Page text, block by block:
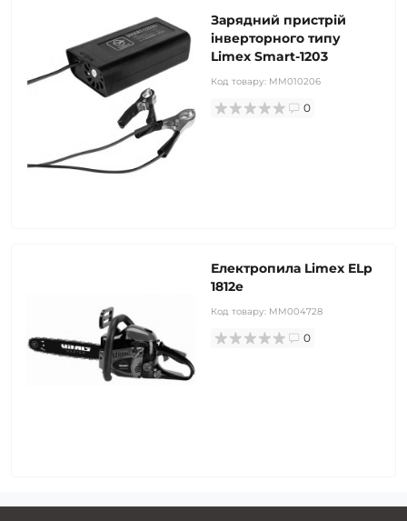
Зарядний пристрій
інверторного типу
Limex Smart-1203
Код товару: MM010206
0
Електропила Limex ELp
1812е
Код товару: MM004728
0